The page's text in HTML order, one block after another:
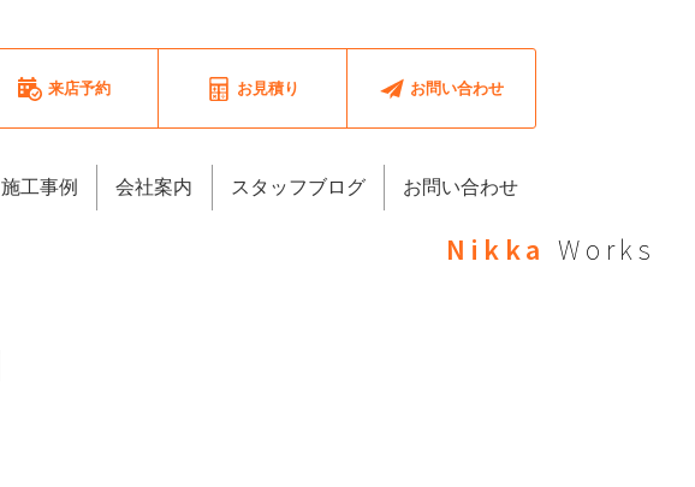
来店予約 お見積り お問い合わせ
施工事例 会社案内 スタッフブログ お問い合わせ
Nikka Works